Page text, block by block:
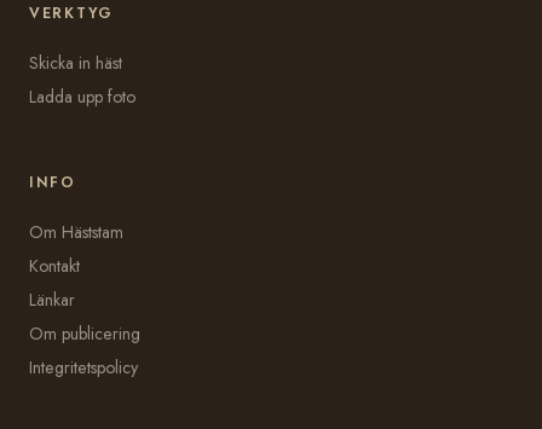
VERKTYG
Skicka in häst
Ladda upp foto
INFO
Om Häststam
Kontakt
Länkar
Om publicering
Integritetspolicy